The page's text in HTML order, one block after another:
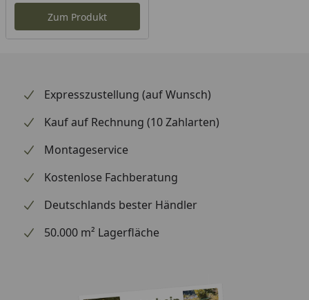
Zum Produkt
Expresszustellung (auf Wunsch)
Kauf auf Rechnung (10 Zahlarten)
Montageservice
Kostenlose Fachberatung
Deutschlands bester Händler
50.000 m² Lagerfläche